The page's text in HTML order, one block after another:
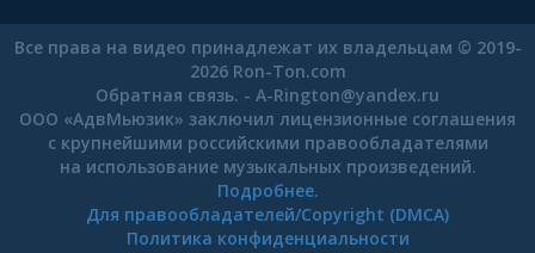
Все права на видео принадлежат их владельцам © 2019-
2026 Ron-Ton.com
Обратная связь. - A-Rington@yandex.ru
ООО «АдвМьюзик» заключил лицензионные соглашения
с крупнейшими российскими правообладателями
на использование музыкальных произведений.
Подробнее.
Для правообладателей/Copyright (DMCA)
Политика конфиденциальности